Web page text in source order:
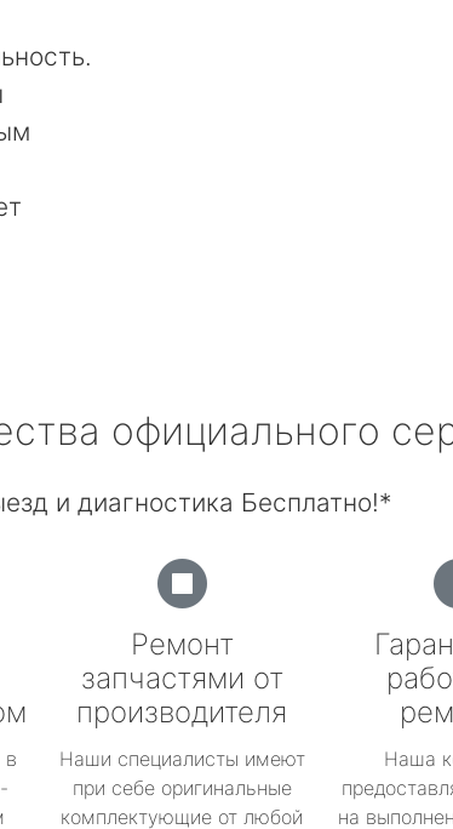
официального
и диагностика Бесплатно!*
в
Ремонт
запчастями от
производителя
Наши специалисты имеют
при себе оригинальные
комплектующие от любой
Наша
на